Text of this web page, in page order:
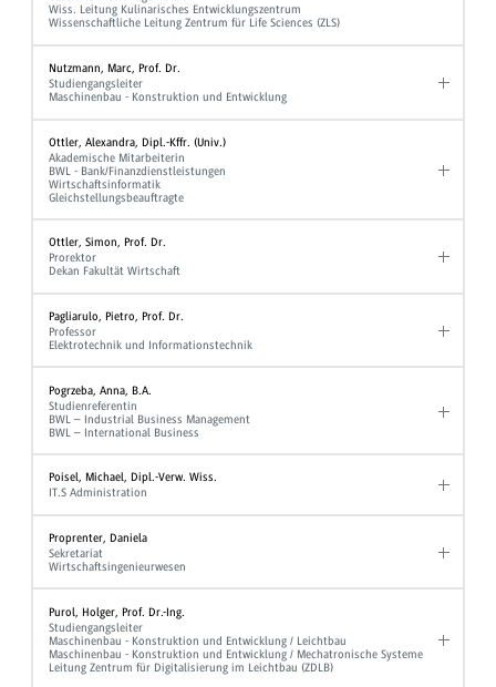
Wiss. Leitung Kulinarisches Entwicklungszentrum
Wissenschaftliche Leitung Zentrum für Life Sciences (ZLS)
Nutzmann, Marc, Prof. Dr.
Studiengangsleiter
Maschinenbau - Konstruktion und Entwicklung
Ottler, Alexandra, Dipl.-Kffr. (Univ.)
Akademische Mitarbeiterin
BWL - Bank/Finanzdienstleistungen
Wirtschaftsinformatik
Gleichstellungsbeauftragte
Ottler, Simon, Prof. Dr.
Prorektor
Dekan Fakultät Wirtschaft
Pagliarulo, Pietro, Prof. Dr.
Professor
Elektrotechnik und Informationstechnik
Pogrzeba, Anna, B.A.
Studienreferentin
BWL – Industrial Business Management
BWL – International Business
Poisel, Michael, Dipl.-Verw. Wiss.
IT.S Administration
Proprenter, Daniela
Sekretariat
Wirtschaftsingenieurwesen
Purol, Holger, Prof. Dr.-Ing.
Studiengangsleiter
Maschinenbau - Konstruktion und Entwicklung / Leichtbau
Maschinenbau - Konstruktion und Entwicklung / Mechatronische Systeme
Leitung Zentrum für Digitalisierung im Leichtbau (ZDLB)